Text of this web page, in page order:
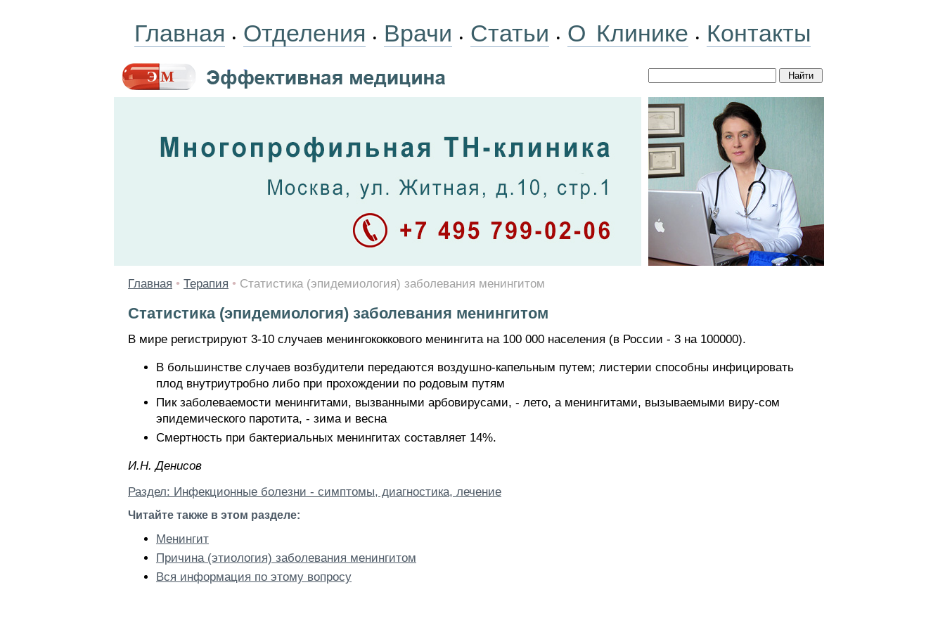
Главная • Отделения • Врачи • Статьи • О Клинике • Контакты
Главная • Терапия • Статистика (эпидемиология) заболевания менингитом
Статистика (эпидемиология) заболевания менингитом
В мире регистрируют 3-10 случаев менингококкового менингита на 100 000 населения (в России - 3 на 100000).
В большинстве случаев возбудители передаются воздушно-капельным путем; листерии способны инфицировать
плод внутриутробно либо при прохождении по родовым путям
Пик заболеваемости менингитами, вызванными арбовирусами, - лето, а менингитами, вызываемыми виру-сом
эпидемического паротита, - зима и весна
Смертность при бактериальных менингитах составляет 14%.
И.H. Дeниcoв
Раздел: Инфекционные болезни - симптомы, диагностика, лечение
Читайте также в этом разделе:
Менингит
Причина (этиология) заболевания менингитом
Вся информация по этому вопросу